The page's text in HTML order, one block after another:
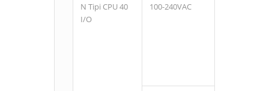
N Tipi CPU 40
I/O
100-240VAC